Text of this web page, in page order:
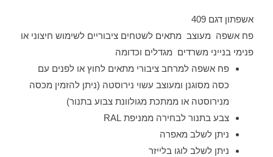
אשפתון דגם 409
פח אשפה מעוצב מתאים לשטחים ציבוריים לשימוש חיצוני או
פנימי בנייני משרדים מגדלים וכדומה
פח אשפה למרחב ציבורי מתאים לחוץ או לפנים עם
כסה מסוגנן ומעוצב עשוי נירוסטה (ניתן להזמין מכסה
מנירוסטה או ממתכת מגולוונת צבוע בתנור)
צבע בתנור לבחירה ממניפת RAL
ניתן לשלב מאפרה
ניתן לשלב לוגו בלייזר